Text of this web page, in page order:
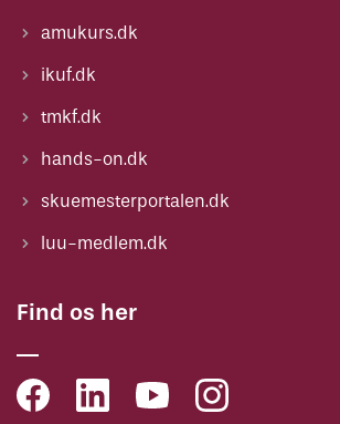
amukurs.dk
ikuf.dk
tmkf.dk
hands-on.dk
skuemesterportalen.dk
luu-medlem.dk
Find os her